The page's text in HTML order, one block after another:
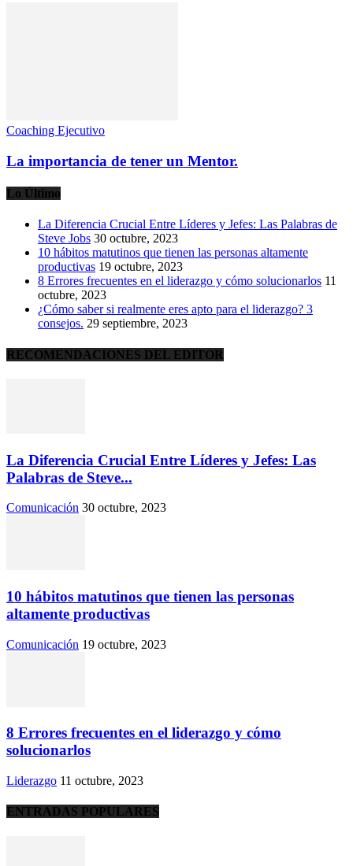
Coaching Ejecutivo
La importancia de tener un Mentor.
Lo Último
La Diferencia Crucial Entre Líderes y Jefes: Las Palabras de
Steve Jobs 30 octubre, 2023
10 hábitos matutinos que tienen las personas altamente
productivas 19 octubre, 2023
8 Errores frecuentes en el liderazgo y cómo solucionarlos 11
octubre, 2023
¿Cómo saber si realmente eres apto para el liderazgo? 3
consejos. 29 septiembre, 2023
RECOMENDACIONES DEL EDITOR
La Diferencia Crucial Entre Líderes y Jefes: Las
Palabras de Steve...
Comunicación 30 octubre, 2023
10 hábitos matutinos que tienen las personas
altamente productivas
Comunicación 19 octubre, 2023
8 Errores frecuentes en el liderazgo y cómo
solucionarlos
Liderazgo 11 octubre, 2023
ENTRADAS POPULARES